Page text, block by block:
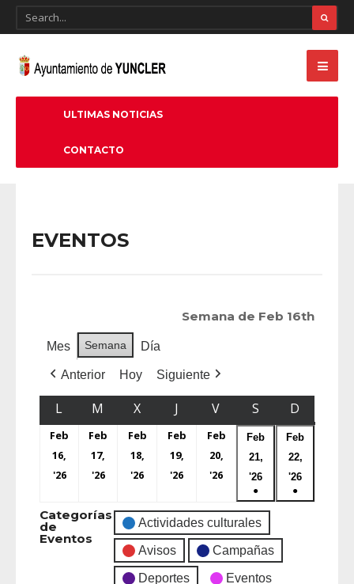
ULTIMAS NOTICIAS
CONTACTO
EVENTOS
Semana de Feb 16th
Mes Semana Día
Anterior Hoy Siguiente
L M X J V S D
Feb
16,
'26
Feb
17,
'26
Feb
18,
'26
Feb
19,
'26
Feb
20,
'26
Feb
21,
'26
●
Feb
22,
'26
●
Categorías
de
Eventos
Actividades culturales
Avisos Campañas
Deportes Eventos